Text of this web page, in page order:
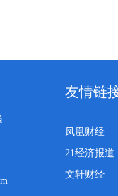
友情链
凤凰财经
21经济报道
文轩财经